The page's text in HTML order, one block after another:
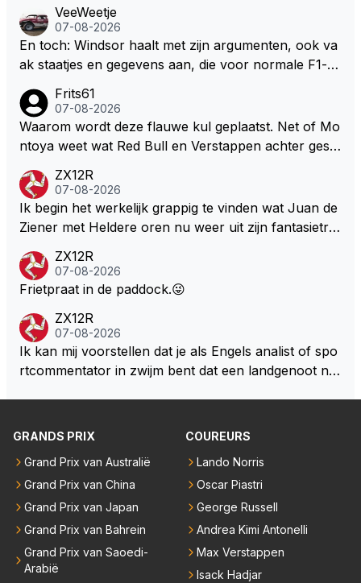
aar voordragen uit eigen geest. Kan mij voorstellen d
at je het leuk vindt sprookjes te luisteren maar heb jij
jezelf dan ook wel eens afgevraagd of de dappere b
ze wolff gesneden heeft?
VeeWeetje
07-08-2026
En toch: Windsor haalt met zijn argumenten, ook va
ak staatjes en gegevens aan, die voor normale F1-fa
okies made of your own dough" 🤣
Frits61
07-08-2026
Waarom wordt deze flauwe kul geplaatst. Net of Mo
ntoya weet wat Red Bull en Verstappen achter geslo
ZX12R
07-08-2026
Ik begin het werkelijk grappig te vinden wat Juan de
Ziener met Heldere oren nu weer uit zijn fantasietro
zijn eigen lege geest, of, hij behoort tot de intimi van
Team Verstappen...., Praten doet ie in iedergeval ma
ZX12R
07-08-2026
Frietpraat in de paddock.😜
ZX12R
07-08-2026
Ik kan mij voorstellen dat je als Engels analist of spo
rtcommentator in zwijm bent dat een landgenoot na
Zij die Max Verstappen aanhangen hebben het dan
n overwinningen tot op heden iets van 51 – 3 in het
voordeel van Max. Wij blijven springen, als ware Ma
sai. Al een heel poosje.
GRANDS PRIX
Grand Prix van Australië
Grand Prix van China
Grand Prix van Japan
Grand Prix van Bahrein
Grand Prix van Saoedi-
Arabië
COUREURS
Lando Norris
Oscar Piastri
George Russell
Andrea Kimi Antonelli
Max Verstappen
Isack Hadjar